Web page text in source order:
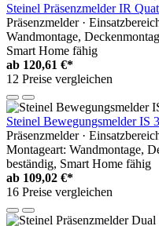
Steinel Präsenzmelder IR
Präsenzmelder ·
Wandmontage,
Smart Home fähig
ab 120,61 €*
12 Preise vergleichen
Steinel Bewegungsmelder
Präsenzmelder ·
Montageart: Wandmontage,
beständig, Smart Home fähig
ab 109,02 €*
16 Preise vergleichen